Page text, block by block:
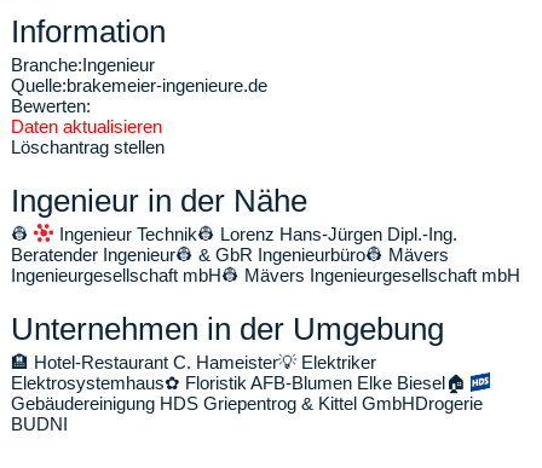
Information
Branche:Ingenieur
Quelle:brakemeier-ingenieure.de
Bewerten:
Daten aktualisieren
Löschantrag stellen
Ingenieur in der Nähe
👷 Ingenieur Technik👷 Lorenz Hans-Jürgen Dipl.-Ing.
Beratender Ingenieur👷 & GbR Ingenieurbüro👷 Mävers
Ingenieurgesellschaft mbH👷 Mävers Ingenieurgesellschaft mbH
Unternehmen in der Umgebung
🏨 Hotel-Restaurant C. Hameister💡 Elektriker
Elektrosystemhaus✿ Floristik AFB-Blumen Elke Biesel🏠
Gebäudereinigung HDS Griepentrog & Kittel GmbHDrogerie
BUDNI